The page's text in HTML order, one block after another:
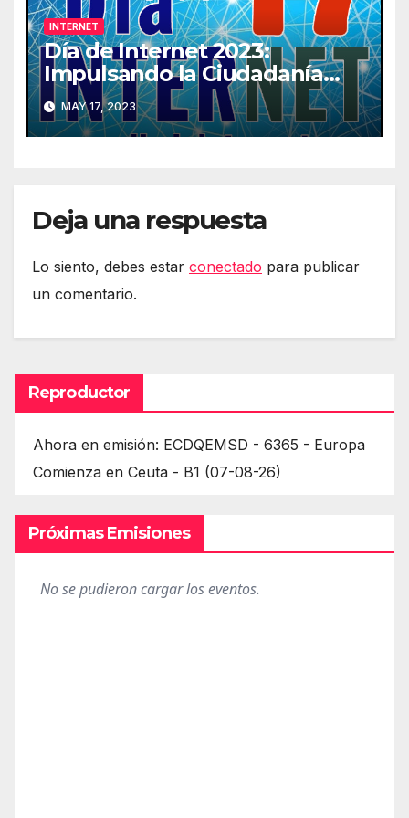
INTERNET
Día de Internet 2023:
Impulsando la Ciudadanía
Digital
MAY 17, 2023
Deja una respuesta
Lo siento, debes estar conectado para publicar
un comentario.
Reproductor
Ahora en emisión: ECDQEMSD - 6365 - Europa
Comienza en Ceuta - B1 (07-08-26)
Próximas Emisiones